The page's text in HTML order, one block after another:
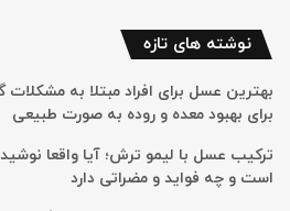
نوشته های تازه
برای بهبود معده و روده به صورت طبیعی
ترکیب عسل با لیمو ترش؛ آیا واقعا
است و چه فواید و مضراتی دارد